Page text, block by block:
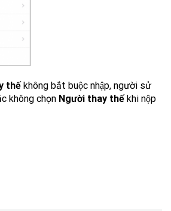
thếkhông bắt buộc nhập, người sử
không chọn Người thay thếkhi nộp